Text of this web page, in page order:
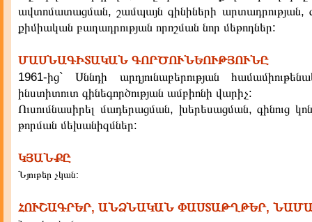
ավտոմատացման, շամպայն գինիների արտադրության,
քիմիական բաղադրության որոշման նոր մեթոդներ:
ՄԱՍՆԱԳԻՏԱԿԱՆ ԳՈՐԾՈՒՆԵՈՒԹՅՈՒՆԸ
1961-ից` Սննդի արդյունաբերության
ինստիտուտ գինեգործության ամբիոնի վարիչ:
Ուսումնասիրել մադերացման, խերեսացման, գինուց
թորման մեխանիզմներ:
ԿՅԱՆՔԸ
Նյութեր չկան:
ՀՈՒՇԱԳՐԵՐ, ԱՆՁՆԱԿԱՆ ՓԱՍՏԱԹՂԹԵՐ,